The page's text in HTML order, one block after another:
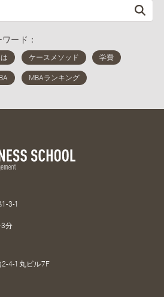
ード：
3-1
分
4-1丸ビル7F